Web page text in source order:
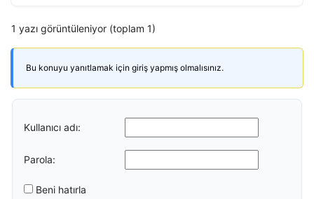
1 yazı görüntüleniyor (toplam 1)
Bu konuyu yanıtlamak için giriş yapmış olmalısınız.
Kullanıcı adı:
Parola:
Beni hatırla